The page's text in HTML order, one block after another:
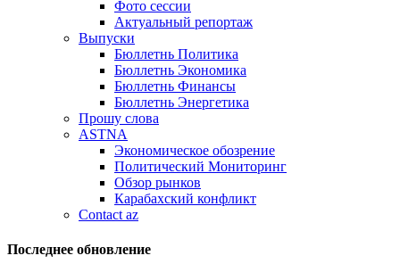
Фото сессии
Актуальный репортаж
Выпуски
Бюллетнь Политика
Бюллетнь Экономика
Бюллетнь Финансы
Бюллетнь Энергетика
Прошу слова
ASTNA
Экономическое обозрение
Политический Мониторинг
Обзор рынков
Карабахский конфликт
Contact az
Последнее обновление